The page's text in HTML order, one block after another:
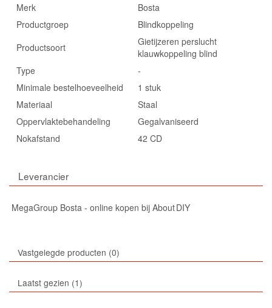
Merk
Bosta
Productgroep
Blindkoppeling
Productsoort
Gietijzeren perslucht
klauwkoppeling blind
Type
-
Minimale bestelhoeveelheid
1 stuk
Materiaal
Staal
Oppervlaktebehandeling
Gegalvaniseerd
Nokafstand
42 CD
Leverancier
MegaGroup Bosta - online kopen bij About DIY
Vastgelegde producten 0
Laatst gezien 1